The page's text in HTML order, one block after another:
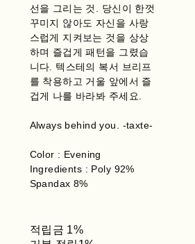
선을 그리는 것. 당신이 한껏
꾸미지 않아도 자신을 사랑
스럽게 지켜보는 것을 상상
하며 즐겁게 패턴을 그렸습
니다. 텍스테의 복서 브리프
를 착용하고 거울 앞에서 즐
겁게 나를 바라봐 주세요.
Always behind you. -taxte-
Color : Evening
Ingredients : Poly 92%
Spandax 8%
적립금 1%